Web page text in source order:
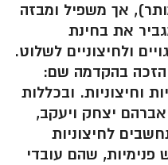
אך משפיל ומבזה
את בחינת
ולחיצוניים לשלוט.
הזכה בהקדמה שם:
וחיצוניות. ובכללות
יצחק ויעקב,
לחיצוניות
פנימיות, שהם עובדי